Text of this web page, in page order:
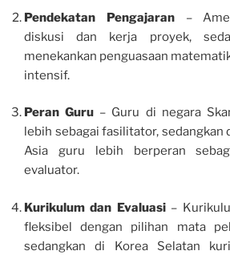
Pendekatan Pengajaran–
diskusi dan kerja proyek,
menekankan penguasaan
intensif.
Peran Guru – Guru di negara
lebih sebagai fasilitator, sedangkan
Asia guru lebih berperan
evaluator.
Kurikulum dan Evaluasi–
fleksibel dengan pilihan mata
sedangkan di Korea Selatan